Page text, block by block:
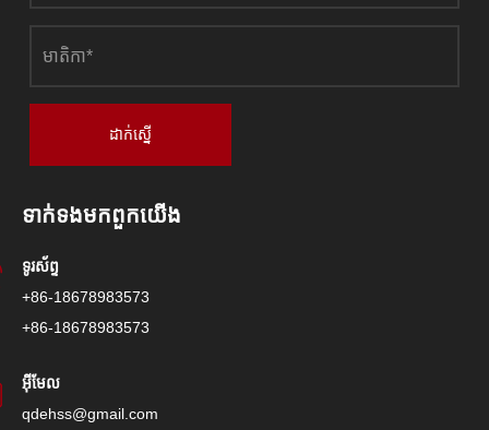
ដាក់ស្នើ
ទាក់ទង​មក​ពួក​យើង
ទូរស័ព្ទ
+86-18678983573
+86-18678983573
អ៊ីមែល
qdehss@gmail.com